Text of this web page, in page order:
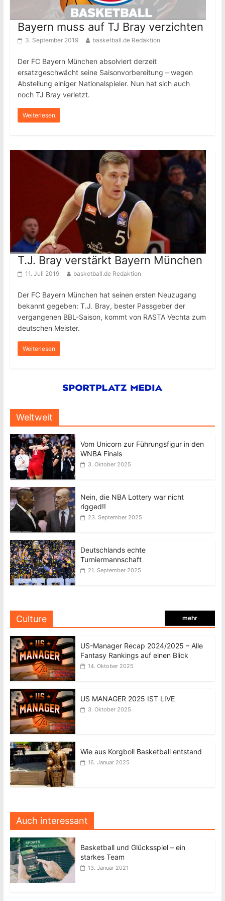
Bayern muss auf TJ Bray verzichten
3. September 2019 basketball.de Redaktion
Der FC Bayern München absolviert derzeit
ersatzgeschwächt seine Saisonvorbereitung – wegen
Abstellung einiger Nationalspieler. Nun hat sich auch
noch TJ Bray verletzt.
Weiterlesen
T.J. Bray verstärkt Bayern München
11. Juli 2019 basketball.de Redaktion
Der FC Bayern München hat seinen ersten Neuzugang
bekannt gegeben: T.J. Bray, bester Passgeber der
vergangenen BBL-Saison, kommt von RASTA Vechta zum
deutschen Meister.
Weiterlesen
Weltweit
Vom Unicorn zur Führungsfigur in den
WNBA Finals
3. Oktober 2025
Nein, die NBA Lottery war nicht
rigged!!
23. September 2025
Deutschlands echte
Turniermannschaft
21. September 2025
Culture mehr
US-Manager Recap 2024/2025 – Alle
Fantasy Rankings auf einen Blick
14. Oktober 2025
US MANAGER 2025 IST LIVE
3. Oktober 2025
Wie aus Korgboll Basketball entstand
16. Januar 2025
Auch interessant
Basketball und Glücksspiel – ein
starkes Team
13. Januar 2021